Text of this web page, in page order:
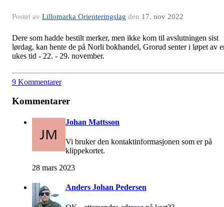
Postet av Lillomarka Orienteringslag den 17. nov 2022
Dere som hadde bestilt merker, men ikke kom til avslutningen sist
lørdag, kan hente de på Norli bokhandel, Grorud senter i løpet av
ukes tid - 22. - 29. november.
9 Kommentarer
Kommentarer
Johan Mattsson
Vi bruker den kontaktinformasjonen som er på
klippekortet.
28 mars 2023
Anders Johan Pedersen